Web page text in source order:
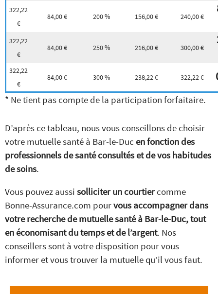
322,22
€
84,00 € 200 % 156,00 € 240,00 €
322,22
€
84,00 € 250 % 216,00 € 300,00 €
322,22
€
84,00 € 300 % 238,22 € 322,22 €
* Ne tient pas compte de la participation forfaitaire.
D’après ce tableau, nous vous conseillons de choisir
votre mutuelle santé à Bar-le-Duc en fonction des
professionnels de santé consultés et de vos habitudes
de soins.
Vous pouvez aussi solliciter un courtiercomme
Bonne-Assurance.com pourvous accompagner dans
votre recherche de mutuelle santé à Bar-le-Duc, tout
en économisant du temps et de l’argent. Nos
conseillers sont à votre disposition pour vous
informer et vous trouver la mutuelle qu’il vous faut.